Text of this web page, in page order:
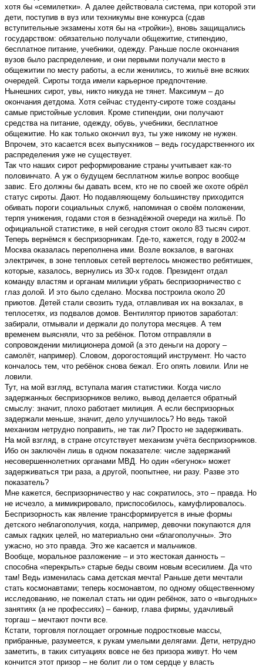
хотя бы «семилетки». А далее действовала система, при которой эти
дети, поступив в вуз или техникумы вне конкурса (сдав
вступительные экзамены хотя бы на «тройки»), вновь защищались
государством: обязательно получали общежитие, стипендию,
бесплатное питание, учебники, одежду. Раньше после окончания
вузов было распределение, и они первыми получали место в
общежитии по месту работы, а если женились, то жильё вне всяких
очередей. Сироты тогда имели карьерное предпочтение.
Нынешних сирот, увы, никто никуда не тянет. Максимум – до
окончания детдома. Хотя сейчас студенту-сироте тоже созданы
самые пристойные условия. Кроме стипендии, они получают
средства на питание, одежду, обувь, учебники, бесплатное
общежитие. Но как только окончил вуз, ты уже никому не нужен.
Впрочем, это касается всех выпускников – ведь государственного их
распределения уже не существует.
Так что наших сирот реформирование страны учитывает как-то
половинчато. А уж о будущем бесплатном жилье вопрос вообще
завис. Его должны бы давать всем, кто не по своей же охоте обрёл
статус сироты. Дают. Но подавляющему большинству приходится
обивать пороги социальных служб, напоминая о своём положении,
терпя унижения, годами стоя в безнадёжной очереди на жильё. По
официальной статистике, в ней сегодня стоит около 83 тысяч сирот.
Теперь вернёмся к беспризорникам. Где-то, кажется, году в 2002-м
Москва оказалась переполнена ими. Возле вокзалов, в вагонах
электричек, в зоне тепловых сетей вертелось множество ребятишек,
которые, казалось, вернулись из 30-х годов. Президент отдал
команду властям и органам милиции убрать беспризорничество с
глаз долой. И это было сделано. Москва построила около 20
приютов. Детей стали свозить туда, отлавливая их на вокзалах, в
теплосетях, из подвалов домов. Вентилятор приютов заработал:
забирали, отмывали и держали до полутора месяцев. А тем
временем выясняли, что за ребёнок. Потом отправляли в
сопровождении милиционера домой (а это деньги на дорогу –
самолёт, например). Словом, дорогостоящий инструмент. Но часто
кончалось тем, что ребёнок снова бежал. Его опять ловили. Или не
ловили.
Тут, на мой взгляд, вступала магия статистики. Когда число
задержанных беспризорников велико, вывод делается обратный
смыслу: значит, плохо работает милиция. А если беспризорных
задержали меньше, значит, дело улучшилось? Но ведь такой
механизм нетрудно поправить, не так ли? Просто не задерживать.
На мой взгляд, в стране отсутствует механизм учёта беспризорников.
Ибо он заключён лишь в одном показателе: числе задержаний
несовершеннолетних органами МВД. Но один «бегунок» может
задерживаться три раза, а другой, поопытнее, ни разу. Разве это
показатель?
Мне кажется, беспризорничество у нас сократилось, это – правда. Но
не исчезло, а мимикрировало, приспособилось, камуфлировалось.
Беспризорность как явление трансформируется в иные формы
детского неблагополучия, когда, например, девочки покупаются для
самых гадких целей, но материально они «благополучны». Это
ужасно, но это правда. Это же касается и мальчиков.
Вообще, моральное разложение – и это жестокая данность –
способна «перекрыть» старые беды своим новым всесилием. Да что
там! Ведь изменилась сама детская мечта! Раньше дети мечтали
стать космонавтами; теперь космонавтом, по одному общественному
исследованию, не пожелал стать ни один ребёнок, зато о «выгодных»
занятиях (а не профессиях) – банкир, глава фирмы, удачливый
торгаш – мечтают почти все.
Кстати, торговля поглощает огромные подростковые массы,
прибранные, разумеется, к рукам умелыми делягами. Дети, нетрудно
заметить, в таких ситуациях вовсе не без призора живут. Но чем
кончится этот призор – не болит ли о том сердце у власть